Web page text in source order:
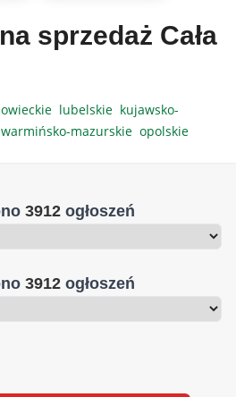
sprzedaż Cała
lubelskie kujawsko-
warmińsko-mazurskie opolskie
3912 ogłoszeń
3912 ogłoszeń